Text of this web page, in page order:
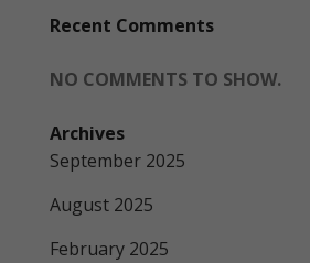
Recent Comments
NO COMMENTS TO SHOW.
Archives
September 2025
August 2025
February 2025